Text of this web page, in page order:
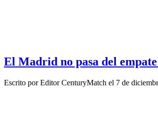
El Madrid no pasa del
Escrito porEditor CenturyMatch el 7 de